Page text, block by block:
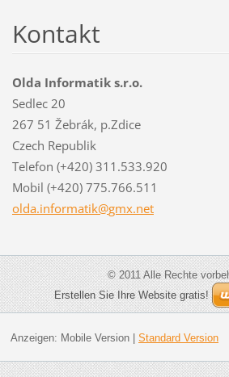
Kontakt
Olda Informatik s.r.o.
Sedlec 20
267 51 Žebrák, p.Zdice
Czech Republik
Telefon (+420) 311.533.920
Mobil (+420) 775.766.511
olda.informatik@gmx.net
© 2011 Alle Rechte
Erstellen Sie Ihre Website gratis!
Anzeigen: Mobile Version| Standard Version